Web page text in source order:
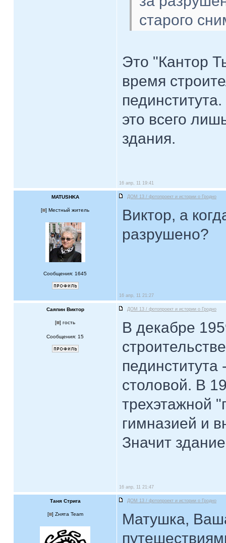
старого
Это "Кантор
время
это всего
здания.
16 апр, 11 19:41
MATUSHKA ДОМ 13 / фотопроект и истории о Гродно
[ ] Местный житель
Сообщения: 1645
Виктор, а
разрушено?
16 апр, 11 21:27
Саяпин Виктор ДОМ 13 / фотопроект и истории о Гродно
[ ] гость
Сообщения: 15
В декабре
пединститута
столовой. В
трехэтажной
гимназией и
Значит
16 апр, 11 21:47
Таня Стрига ДОМ 13 / фотопроект и истории о Гродно
[ ] Zнята Team
Матушка,